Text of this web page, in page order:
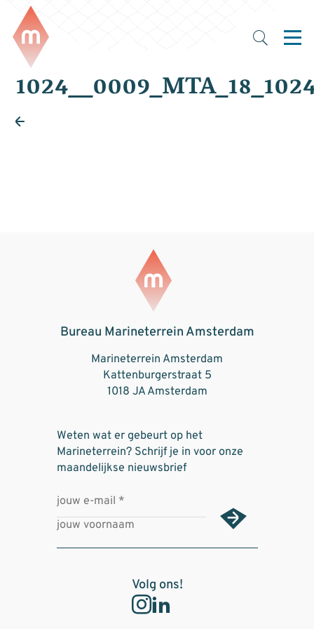
Bureau Marineterrein Amsterdam
Marineterrein Amsterdam
Kattenburgerstraat 5
1018 JA Amsterdam
Weten wat er gebeurt op het
Marineterrein? Schrijf je in voor onze
maandelijkse nieuwsbrief
Volg ons!